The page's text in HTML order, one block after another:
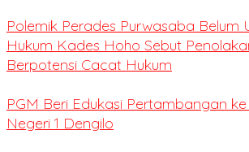
Polemik Perades Purwasaba Belum
Hukum Kades Hoho Sebut
Berpotensi Cacat Hukum
PGM Beri Edukasi Pertambangan
Negeri 1 Dengilo